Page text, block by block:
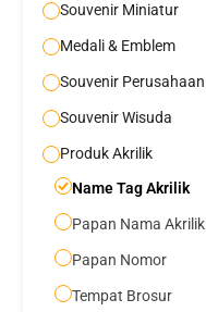
Souvenir Miniatur
Medali & Emblem
Souvenir Perusahaan
Souvenir Wisuda
Produk Akrilik
Name Tag Akrilik
Papan Nama Akrilik
Papan Nomor
Tempat Brosur